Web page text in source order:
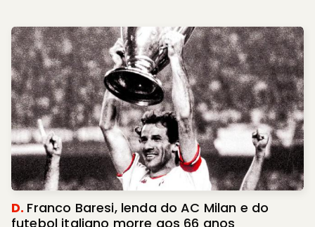
D. Franco Baresi, lenda do AC Milan e do
futebol italiano morre aos 66 anos